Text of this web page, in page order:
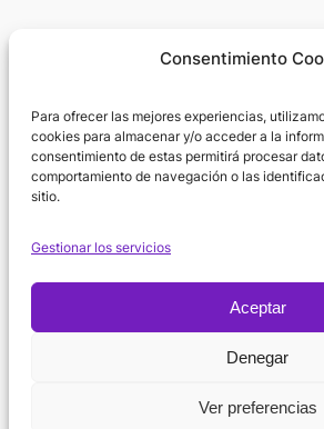
Consentimiento
Para ofrecer las mejores experiencias,
cookies para almacenar y/o acceder a la
consentimiento de estas permitirá procesar
comportamiento de navegación o las
sitio.
Gestionar los servicios
Aceptar
Denegar
Ver preferencias
Día Internacional de la Mujer
En el Día Internacional de
una pregunta inevitable:
empezar cuando